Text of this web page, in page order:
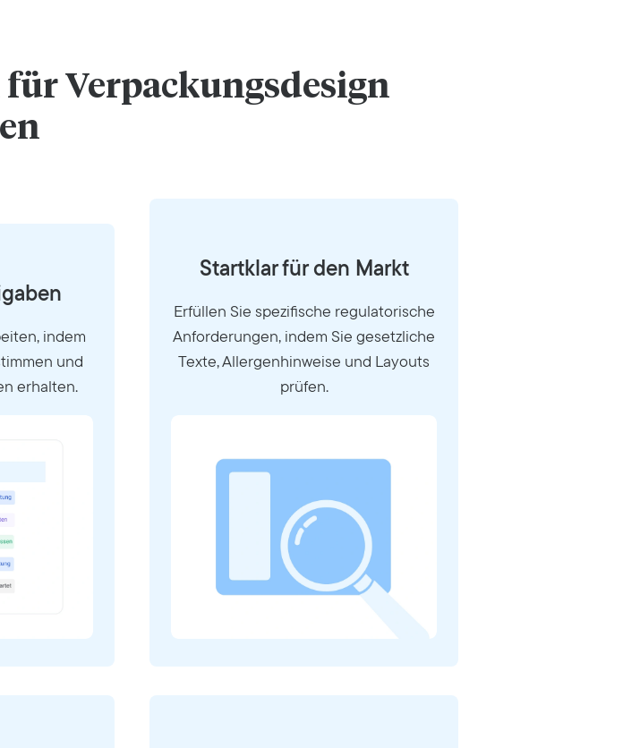
Verpackungsdesign
indem
und
erhalten.
Startklar für den Markt
Erfüllen Sie spezifische regulatorische
Anforderungen, indem Sie gesetzliche
Texte, Allergenhinweise und Layouts
prüfen.